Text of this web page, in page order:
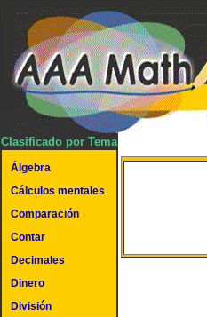
Clasificado por Tema
Álgebra
Cálculos mentales
Comparación
Contar
Decimales
Dinero
División